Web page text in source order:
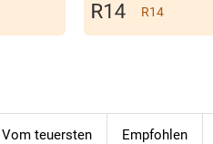
R14
Vom teuersten Empfohlen